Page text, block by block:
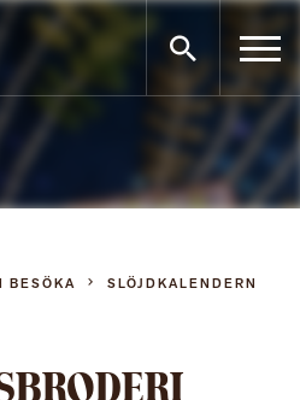
Gå
direkt
innehållet
BESÖKA
SLÖJDKALENDERN